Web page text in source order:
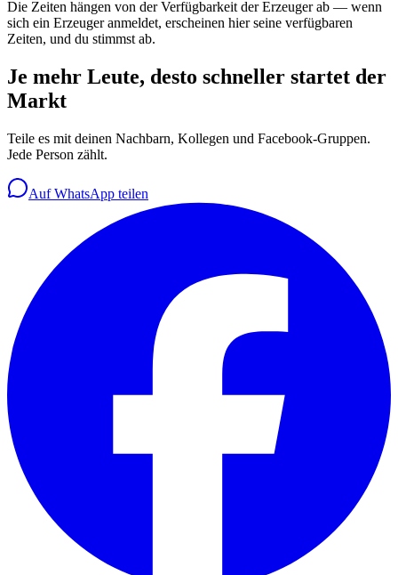
Die Zeiten hängen von der Verfügbarkeit der Erzeuger ab — wenn
sich ein Erzeuger anmeldet, erscheinen hier seine verfügbaren
Zeiten, und du stimmst ab.
Je mehr Leute, desto schneller startet der
Markt
Teile es mit deinen Nachbarn, Kollegen und Facebook-Gruppen.
Jede Person zählt.
Auf WhatsApp teilen